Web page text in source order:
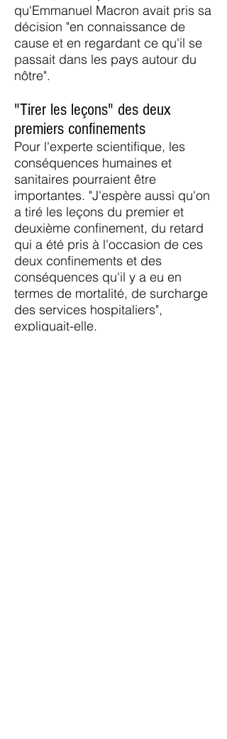
qu'Emmanuel Macron avait pris sa
décision "en connaissance de
cause et en regardant ce qu'il se
passait dans les pays autour du
nôtre".
"Tirer les leçons" des deux
premiers confinements
Pour l'experte scientifique, les
conséquences humaines et
sanitaires pourraient être
importantes. "J'espère aussi qu'on
a tiré les leçons du premier et
deuxième confinement, du retard
qui a été pris à l'occasion de ces
deux confinements et des
conséquences qu'il y a eu en
termes de mortalité, de surcharge
des services hospitaliers",
expliquait-elle.